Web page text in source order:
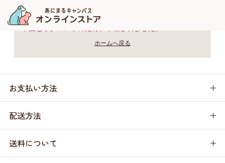
ホームへ戻る
お支払い方法
配送方法
送料について